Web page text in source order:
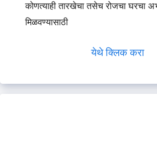
कोणत्याही तारखेचा तसेच रोजचा घरचा
मिळवण्यासाठी
येथे क्लिक करा